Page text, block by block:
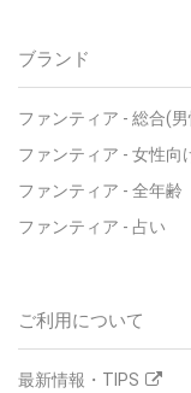
ブランド
ファンティア - 総合(
ファンティア - 女性向
ファンティア - 全年齢
ファンティア - 占い
ご利用について
最新情報・TIPS